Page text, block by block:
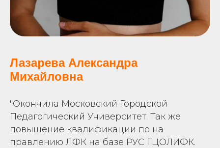
Лазарева Александра
Михайловна
"Окончила Московский Городской
Педагогический Университет. Так же
повышение квалификации по на
правлению ЛФК на базе РУС ГЦОЛИФК.